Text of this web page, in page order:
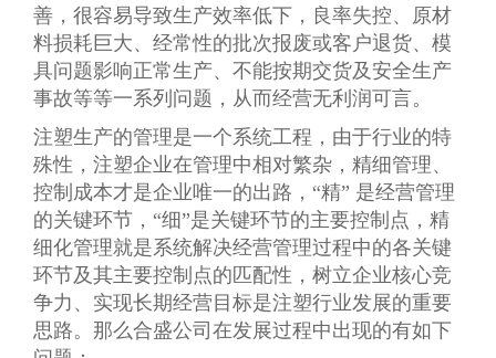
善，很容易导致生产效率低下，良率失控、原材
料损耗巨大、经常性的批次报废或客户退货、模
具问题影响正常生产、不能按期交货及安全生产
事故等等一系列问题，从而经营无利润可言。
注塑生产的管理是一个系统工程，由于行业的特
殊性，注塑企业在管理中相对繁杂，精细管理、
控制成本才是企业唯一的出路，“精” 是经营管理
的关键环节，“细”是关键环节的主要控制点，精
细化管理就是系统解决经营管理过程中的各关键
环节及其主要控制点的匹配性，树立企业核心竞
争力、实现长期经营目标是注塑行业发展的重要
思路。那么合盛公司在发展过程中出现的有如下